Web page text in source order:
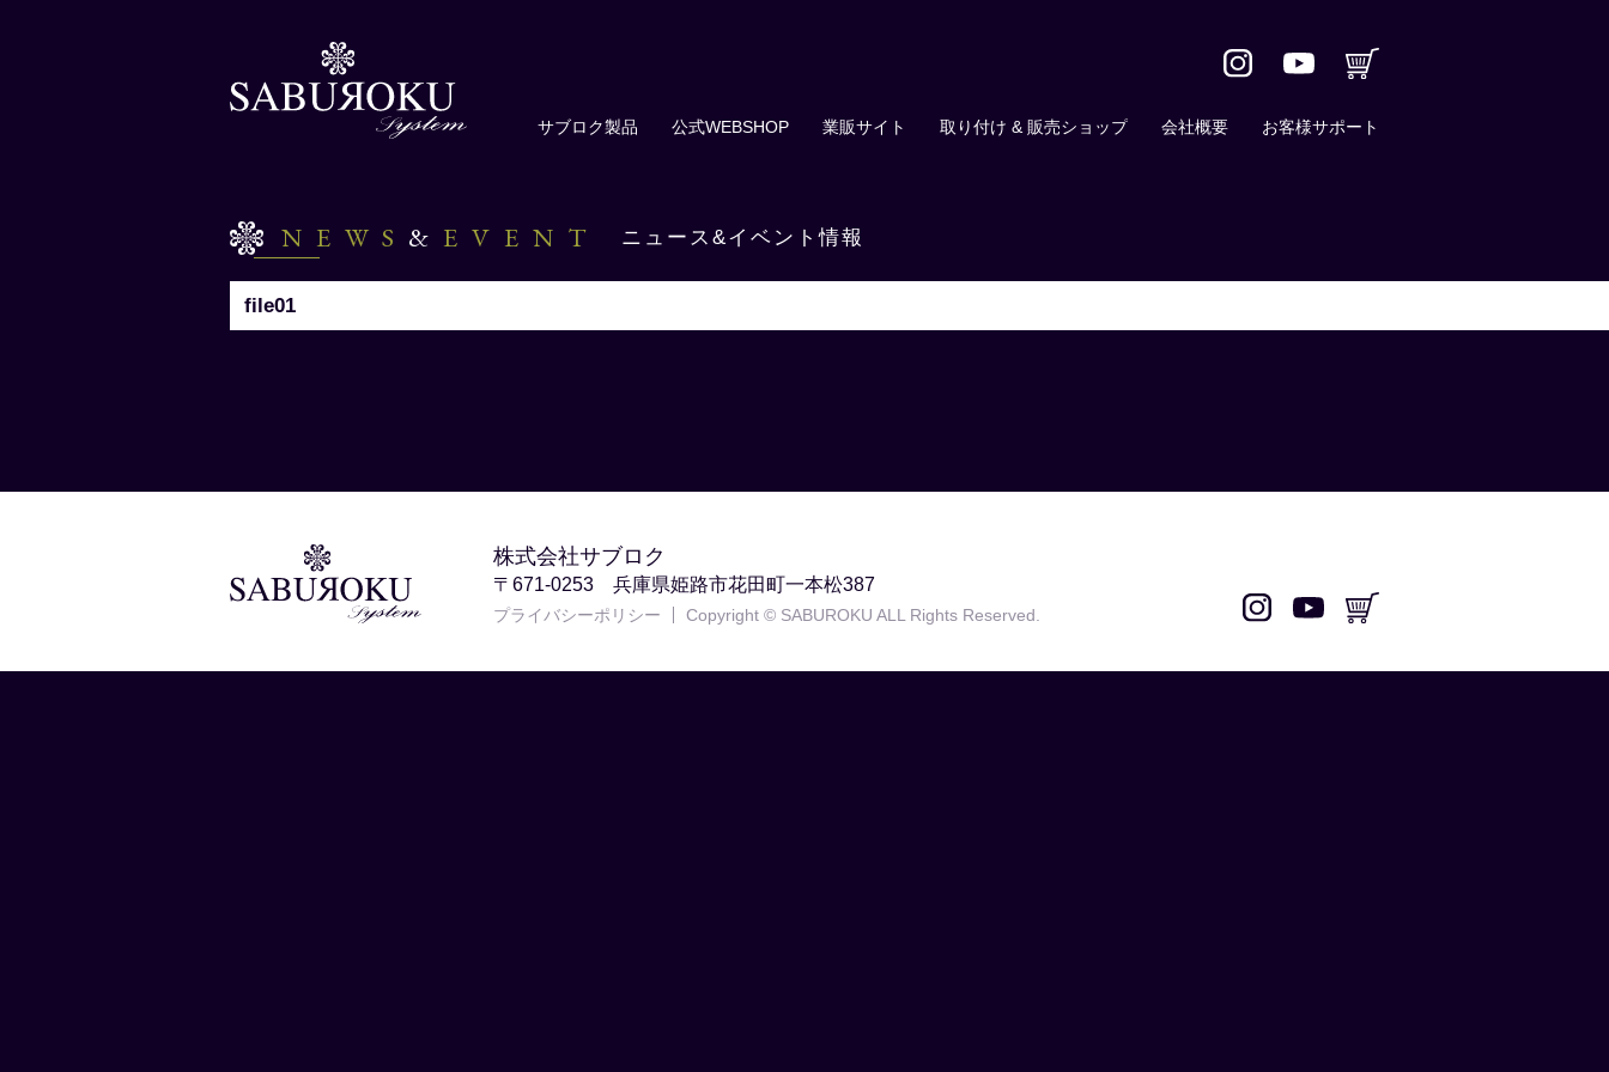
サブロク製品 公式WEBSHOP 業販サイト 取り付け & 販売ショップ 会社概要 お客様サポート
NEWS & EVENT ニュース&イベント情報
file01
株式会社サブロク
〒671-0253 兵庫県姫路市花田町一本松387
プライバシーポリシー Copyright © SABUROKU ALL Rights Reserved.